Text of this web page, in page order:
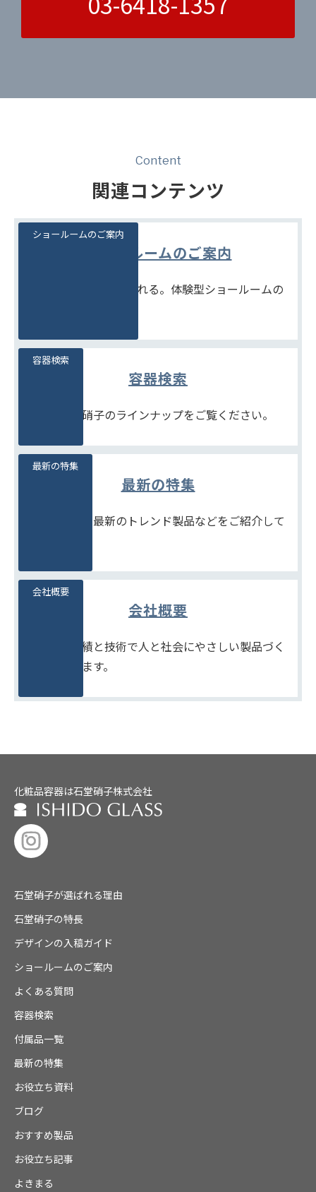
Content
関連コンテンツ
ショールームのご案内
見て、触れて、比べられる。体験型ショールームの
ショールームのご案内
容器検索
豊富な石堂硝子のラインナップをご覧ください。
容器検索
最新の特集
季節商品や、最新のトレンド製品などをご紹介して
最新の特集
会社概要
たしかな実績と技術で人と社会にやさしい製品づく
りをめざします。
会社概要
化粧品容器は石堂硝子株式会社
石堂硝子が選ばれる理由
石堂硝子の特長
デザインの入稿ガイド
ショールームのご案内
よくある質問
容器検索
付属品一覧
最新の特集
お役立ち資料
ブログ
おすすめ製品
お役立ち記事
よきまる